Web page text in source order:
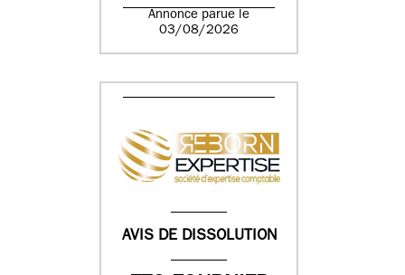
Annonce parue le
03/08/2026
AVIS DE DISSOLUTION